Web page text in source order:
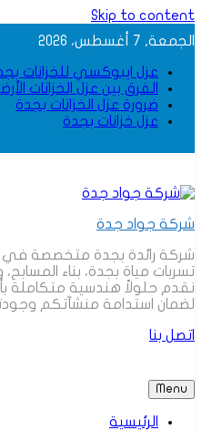
Skip to content
الجمعة, 7 أغسطس، 2026
عزل ايبوكسي للخزانات
الفرق بين عزل الخزانات
ضرورة عزل الخزانات بجدة
عزل خزانات بجدة
شركة جواد جدة
شركة رائدة بجدة متخصصة
تسربات مياة بجدة، بناء
نقدم حلولاً هندسية متكاملة
لضمان استدامة منشآتكم
اتصل بنا
Menu
الرئيسية